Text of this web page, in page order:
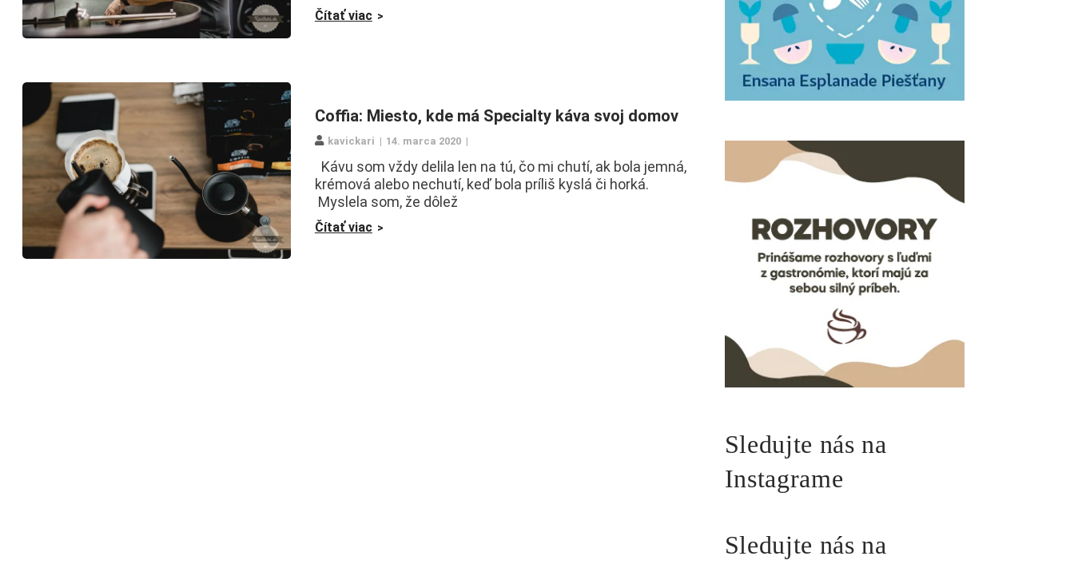
Čítať viac
Coffia: Miesto, kde má Specialty káva svoj domov
kavickari 14. marca 2020
Kávu som vždy delila len na tú, čo mi chutí, ak bola jemná,
krémová alebo nechutí, keď bola príliš kyslá či horká.
Myslela som, že dôlež
Čítať viac
Sledujte nás na
Instagrame
Sledujte nás na